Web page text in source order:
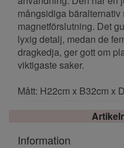
mångsidiga bäralternativ
magnetförslutning. Det
lyxig detalj, medan de
dragkedja, ger gott om
viktigaste saker.
Mått: H22cm x B32cm x
Information